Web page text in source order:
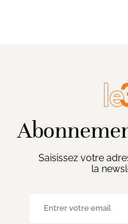
Saisissez votre
la